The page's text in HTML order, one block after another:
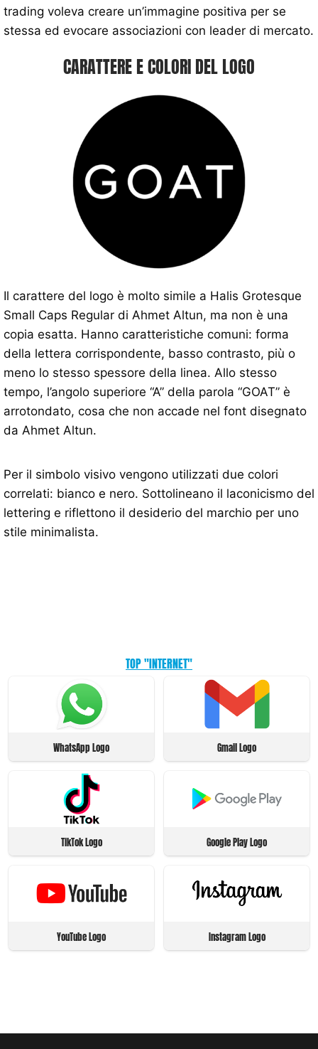
trading voleva creare un’immagine positiva per se
stessa ed evocare associazioni con leader di mercato.
CARATTERE E COLORI DEL LOGO
Il carattere del logo è molto simile a Halis Grotesque
Small Caps Regular di Ahmet Altun, ma non è una
copia esatta. Hanno caratteristiche comuni: forma
della lettera corrispondente, basso contrasto, più o
meno lo stesso spessore della linea. Allo stesso
tempo, l’angolo superiore “A” della parola “GOAT” è
arrotondato, cosa che non accade nel font disegnato
da Ahmet Altun.
Per il simbolo visivo vengono utilizzati due colori
correlati: bianco e nero. Sottolineano il laconicismo del
lettering e riflettono il desiderio del marchio per uno
stile minimalista.
TOP "INTERNET"
WhatsApp Logo Gmail Logo
TikTok Logo Google Play Logo
YouTube Logo Instagram Logo